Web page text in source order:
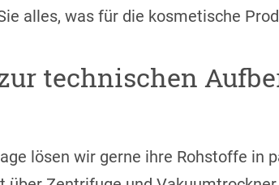
alles, was für die kosmetische
technischen
lösen wir gerne ihre Rohstoffe in